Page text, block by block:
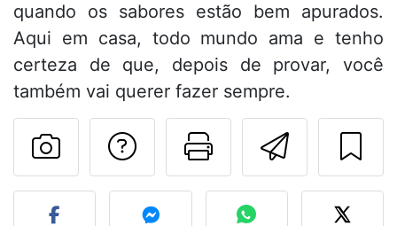
quando os sabores estão bem apurados.
Aqui em casa, todo mundo ama e tenho
certeza de que, depois de provar, você
também vai querer fazer sempre.
Imprima
Falar com o autor
Fez esta receita?